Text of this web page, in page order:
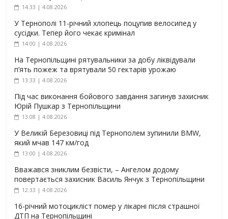
14:33 | 4.08.2026
У Тернополі 11-річний хлопець поцупив велосипед у
сусідки. Тепер його чекає кримінал
14:00 | 4.08.2026
На Тернопільщині рятувальники за добу ліквідували
п’ять пожеж та врятували 50 гектарів урожаю
13:33 | 4.08.2026
Під час виконання бойового завдання загинув захисник
Юрій Пушкар з Тернопільщини
13:08 | 4.08.2026
У Великій Березовиці під Тернополем зупинили BMW,
який мчав 147 км/год
13:00 | 4.08.2026
Вважався зниклим безвісти, – Ангелом додому
повертається захисник Василь Янчук з Тернопільщини
12:33 | 4.08.2026
16-річний мотоцикліст помер у лікарні після страшної
ДТП на Тернопільщині